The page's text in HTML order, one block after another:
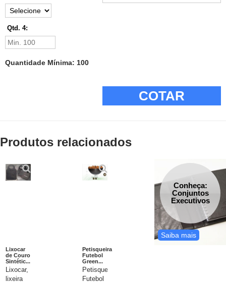
Qtd. 4:
Quantidade Mínima: 100
COTAR
Produtos relacionados
Lixocar
de Couro
Sintétic...
Lixocar,
lixeira
Petisqueira
Futebol
Green...
Petisqueira
Futebol
Conheça:
Conjuntos
Executivos
Saiba mais